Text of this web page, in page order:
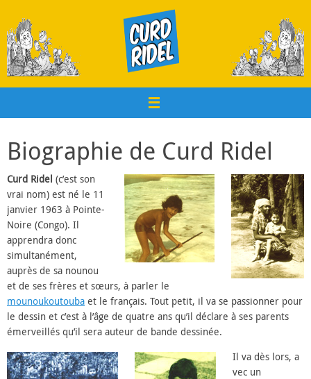
contenu
Biographie de Curd Ridel
Curd Ridel (c’est son
vrai nom) est né le 11
janvier 1963 à Pointe-
Noire (Congo). Il
apprendra donc
simultanément,
auprès de sa nounou
et de ses frères et sœurs, à parler le
mounoukoutouba et le français. Tout petit, il va se passionner pour
le dessin et c’est à l’âge de quatre ans qu’il déclare à ses parents
émerveillés qu’il sera auteur de bande dessinée.
Il va dès lors, a
vec un